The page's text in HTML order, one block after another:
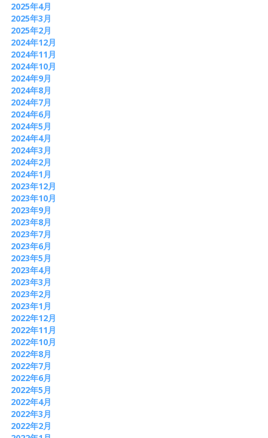
2025年4月
2025年3月
2025年2月
2024年12月
2024年11月
2024年10月
2024年9月
2024年8月
2024年7月
2024年6月
2024年5月
2024年4月
2024年3月
2024年2月
2024年1月
2023年12月
2023年10月
2023年9月
2023年8月
2023年7月
2023年6月
2023年5月
2023年4月
2023年3月
2023年2月
2023年1月
2022年12月
2022年11月
2022年10月
2022年8月
2022年7月
2022年6月
2022年5月
2022年4月
2022年3月
2022年2月